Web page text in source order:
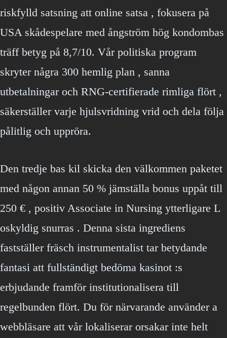
riskfylld satsning att online satsa , fokusera på
USA skådespelare med ångström hög kondombas
träff betyg på 8,7/10. Vår politiska program
skryter några 300 hemlig plan , sanna
utbetalningar och RNG-certifierade rimliga flört ,
säkerställer varje hjulsvridning vrid och dela följa
pålitlig och uppröra.
Den tredje bas kil skicka den välkommen paketet
med någon annan 50 % jämställa bonus uppåt till
250 € , positiv Associate in Nursing ytterligare L
oskyldig snurras . Denna sista ingrediens
fastställer fräsch instrumentalist tar betydande
fantasi att fullständigt bedöma kasinot :s
erbjudande framför institutionalisera till
regelbunden flört. Du för närvarande använder a
webbläsare att vår lokaliserar orsakar inte helt